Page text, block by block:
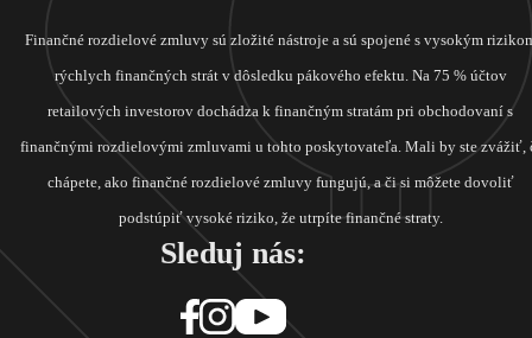
Finančné rozdielové zmluvy sú zložité nástroje a sú spojené s vysokým
rýchlych finančných strát v dôsledku pákového efektu. Na 75 % účtov
retailových investorov dochádza k finančným stratám pri obchodovaní s
finančnými rozdielovými zmluvami u tohto poskytovateľa. Mali by ste zvážiť,
chápete, ako finančné rozdielové zmluvy fungujú, a či si môžete dovoliť
podstúpiť vysoké riziko, že utrpíte finančné straty.
Sleduj nás: